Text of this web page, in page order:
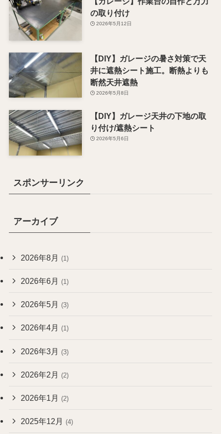
の取り付け
2026年5月12日
【DIY】ガレージの暑さ対策で天
井に遮熱シート施工。断熱よりも
断然天井遮熱
2026年5月8日
【DIY】ガレージ天井の下地の取
り付け/遮熱シート
2026年5月6日
スポンサーリンク
アーカイブ
2026年8月 (1)
2026年6月 (1)
2026年5月 (3)
2026年4月 (1)
2026年3月 (3)
2026年2月 (2)
2026年1月 (2)
2025年12月 (4)